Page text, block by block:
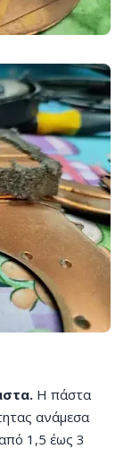
Η πάστα
ανάμεσα
1,5 έως 3